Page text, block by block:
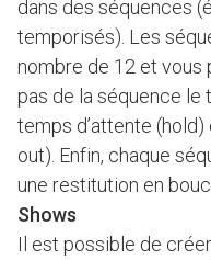
dans des séquences
temporisés). Les
nombre de 12 et vous
pas de la séquence le
temps d’attente
out). Enfin, chaque
une restitution en
Shows
Il est possible de